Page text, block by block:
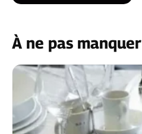
À ne pas manquer